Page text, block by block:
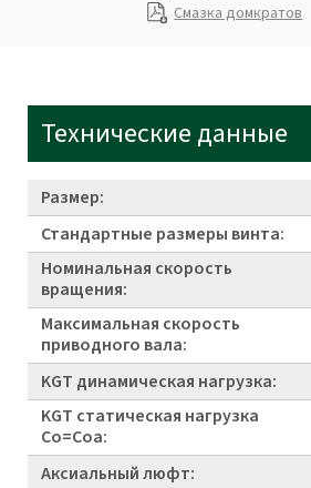
Смазка домкратов
Технические данные
Размер:
Стандартные размеры винта:
Номинальная скорость
вращения:
Максимальная скорость
приводного вала:
KGT динамическая нагрузка:
KGT статическая нагрузка
Co=Coa:
Аксиальный люфт: